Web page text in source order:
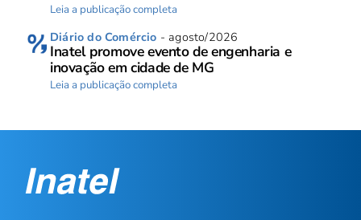
Leia a publicação completa
Diário do Comércio - agosto/2026
Inatel promove evento de engenharia e
inovação em cidade de MG
Leia a publicação completa